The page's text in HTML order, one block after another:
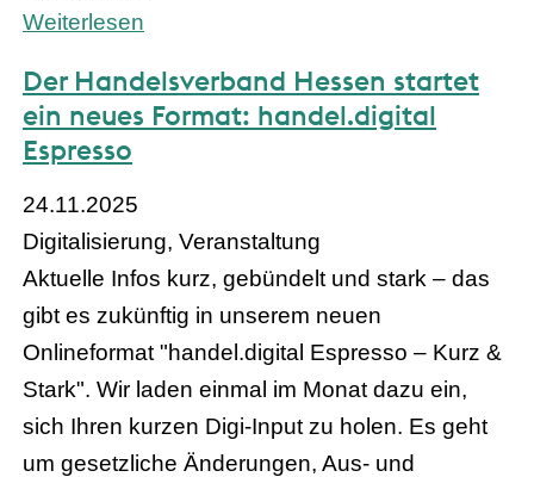
Weiterlesen
Der Handelsverband Hessen startet
ein neues Format: handel.digital
Espresso
24.11.2025
Digitalisierung, Veranstaltung
Aktuelle Infos kurz, gebündelt und stark – das
gibt es zukünftig in unserem neuen
Onlineformat "handel.digital Espresso – Kurz &
Stark". Wir laden einmal im Monat dazu ein,
sich Ihren kurzen Digi-Input zu holen. Es geht
um gesetzliche Änderungen, Aus- und